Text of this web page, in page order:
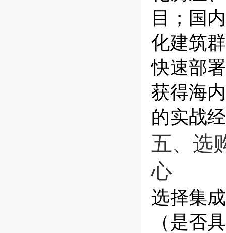
目；国
化建筑
快速部
获得海
的实战
五、选
心
选择集
（是否